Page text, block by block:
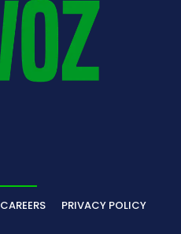
CAREERS PRIVACY POLICY